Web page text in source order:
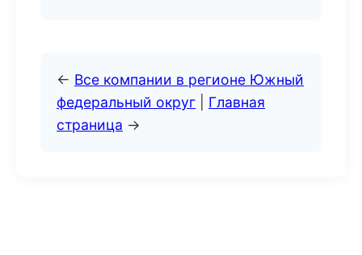
← Все компании в регионе Южный
федеральный округ
Главная
страница →